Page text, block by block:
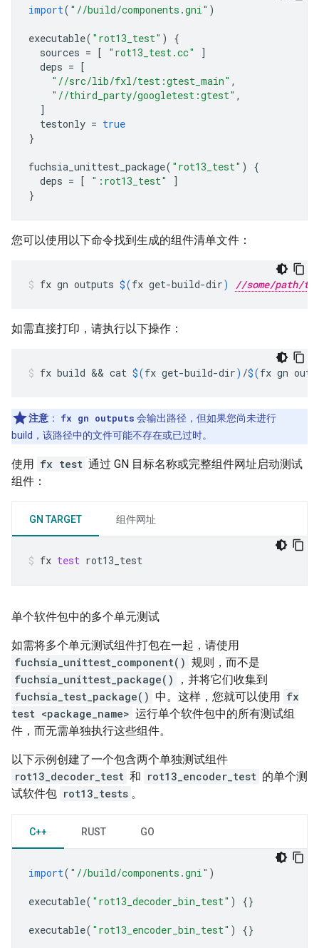
import( "//build/components.gni" )
executable( "rot13_test" )
{
sources = [ "rot13_test.cc"
]
deps = [
"//src/lib/fxl/test:gtest_main" ,
"//third_party/googletest:gtest" ,
]
testonly = true
}
fuchsia_unittest_package( "rot13_test" )
{
deps = [ ":rot13_test"
]
}
您可以使用以下命令找到生成的组件清单文件：
fx gn outputs $(fx get-build-dir) //some/path/
如需直接打印，请执行以下操作：
fx build && cat $(fx get-build-dir) /$(fx gn
注意 ： fx gn outputs 会输出路径，但如果您尚未进行
build，该路径中的文件可能不存在或已过时。
使用 fx test 通过 GN 目标名称或完整组件网址启动测试
组件：
GN TARGET 组件网址
fx test rot13_test
单个软件包中的多个单元测试
如需将多个单元测试组件打包在一起，请使用
fuchsia_unittest_component() 规则，而不是
fuchsia_unittest_package()
，并将它们收集到
fuchsia_test_package() 中。这样，您就可以使用 fx
test <package_name> 运行单个软件包中的所有测试组
件，而无需单独执行这些组件。
以下示例创建了一个包含两个单独测试组件
rot13_decoder_test 和 rot13_encoder_test 的单个测
试软件包 rot13_tests 。
C++ RUST GO
import( "//build/components.gni" )
executable( "rot13_decoder_bin_test" ) {}
executable( "rot13_encoder_bin_test" ) {}